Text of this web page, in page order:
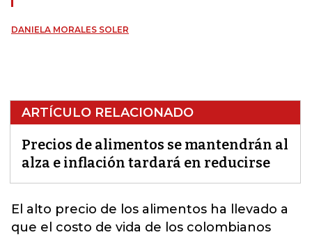
DANIELA MORALES SOLER
ARTÍCULO RELACIONADO
Precios de alimentos se mantendrán al
alza e inflación tardará en reducirse
El alto precio de los alimentos ha llevado a
que el costo de vida de los colombianos